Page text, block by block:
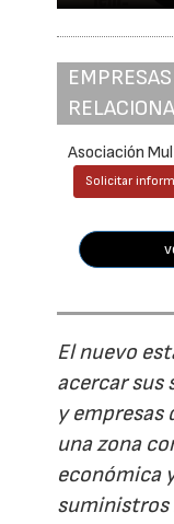
Asociación
Solicitar
El nuevo
acercar sus
y empresas
una zona
económica
suministros